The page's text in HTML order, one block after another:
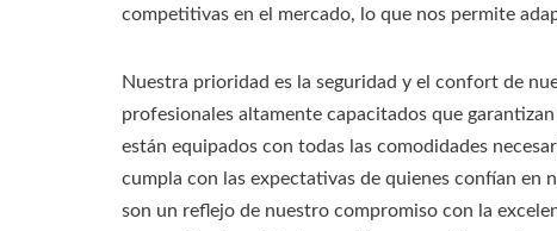
competitivas en el mercado, lo que nos permite
Nuestra prioridad es la seguridad y el confort de
profesionales altamente capacitados que
están equipados con todas las comodidades
cumpla con las expectativas de quienes confían en
son un reflejo de nuestro compromiso con la